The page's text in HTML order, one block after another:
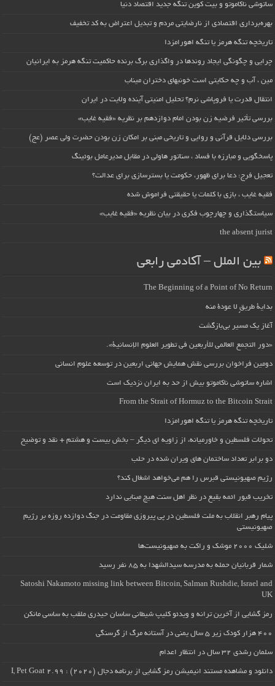
ساتوشی ناکاموتو و بیت کوین تنگه جدید اقتصاد دنیا
بهره‌برداری اقتصادی از نارضایتی مردم و تبدیل اعتراض به کد تخفیف
تاریخچه تنگه هرمز یا تنگه اهورامزدا
چرایی و چگونگی ایجاد روندها در واگذاری برگ برنده حاکمیت تنگه هرمز به ایرانیان
مین ، آب و چه حکایتی است خونبهای دختران میناب
انتقال قدرت یا فروپاشی نرم؟ تحلیل امنیتی آینده ولایت در ایران
بررسی تأثیر فرضیه زن بودن امام دوازدهم بر نظریه «فقیه غایب»
بررسی دلایل قرآنی و روایی و تاریخی مبنی بر امکان زن بودن حضرت ولی عصر (عج)
پاسخگویی و مبارزه با فساد ، سناتور هاولی در مقابل مدیرعامل بوئینگ
تعجیل فرج: دعا برای ظهور، حکومت یا بسترسازی برای عدالت؟
فقیه غایب ، بازی با کلمات یا حقیقتی فراموش شده
سیاستگذاری و چهارچوب فکری در بیان نظریه «فقیه غایب»
the absent jurist
بین الملل – آکادمی رابعی
The Beginning of a Point of No Return
بداية طريقٍ لا عودة منه
آغاز یک مسیر بی‌بازگشت
«دور التجمع العالمي للأربعين في تطوير العلوم الإنسانية».
دومین فراخوان بررسی نقش همایش جهانی اربعین در توسعه علوم انسانی
اشاره ساتوشی ناکاموتو بیش از حد به ایران نزدیک است
From the Strait of Hormuz to the Bitcoin Strait
تاریخچه تنگه هرمز یا تنگه اهورامزدا
تحولات فلسطین و خاورمیانه، از زاویه ای دیگر – بخش بیست و هشتم + نقد و توضیح
دو برابر تعداد ساختمان های ویران شده در حلب
رژیم صهیونیستی قبرس را هم می‌خواهد اشغال کند؟
تخریب قبور ائمه بقیع در نظر اهل سنت هیچ مبنایی ندارد
پیام رهبر انقلاب به ملت فلسطین در پی پیروزی مقاومت در جنگ دوازده روزه بر رژیم
صهیونیستی
شلیک ۲۰۰۰ موشک و راکت به صهیونیست‌ها
شمار قربانیان حمله به مدرسه سیدالشهدا به ۸۵ نفر رسید
Satoshi Nakamoto missing link between Bitcoin, Salman Rushdie, Israel and
UK
رمز گشایی از آخرین ترانه و ویدئو کلیپ شیطانی ساسان حیدری ملقب به ساسی مانکن
۴۰۰ هزار کودک زیر ۵ سال یمنی در آستانه مرگ از گرسنگی
سلمان رشدی ۳۲ سال در انتظار اعدام
دانلود و مشاهده مستند انیمیشن رمز گشایی از برنامه دجال (۲۰۲۰) : I, Pet Goat 2.99